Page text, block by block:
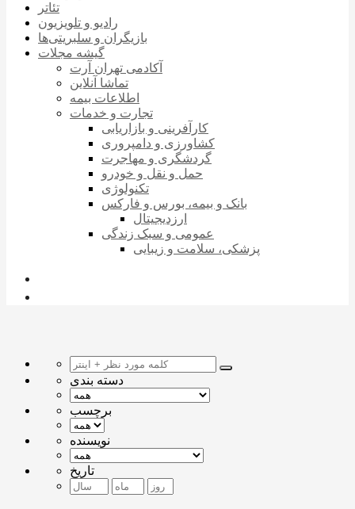
تئاتر
رادیو و تلویزیون
بازیگران و سلبریتی‌ها
گیشه مجلات
آکادمی تهران آرت
تماشا آنلاین
اطلاعات بیمه
تجارت و خدمات
کارآفرینی و بازاریابی
کشاورزی و دامپروری
گردشگری و مهاجرت
حمل و نقل و خودرو
تکنولوژی
بانک و بیمه، بورس و فارکس
ارزدیجیتال
عمومی و سبک زندگی
پزشکی، سلامت و زیبایی
دسته بندی
برچسب
نویسنده
تاریخ